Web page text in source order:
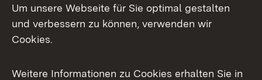
Facebook
X / Twitter
Um unsere Webseite für Sie optimal gestalten
und verbessern zu können, verwenden wir
Cookies.
Weitere Informationen zu Cookies erhalten Sie in